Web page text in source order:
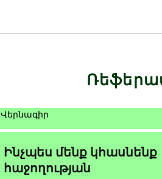
Վերնագիր
Ինչպես մենք կհասնենք
հաջողության